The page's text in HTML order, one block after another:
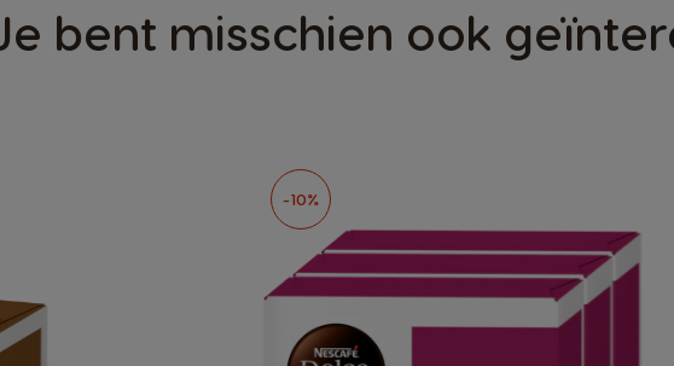
bent misschien ook
-10%